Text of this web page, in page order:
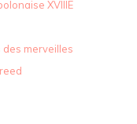
XVIIIE
des merveilles